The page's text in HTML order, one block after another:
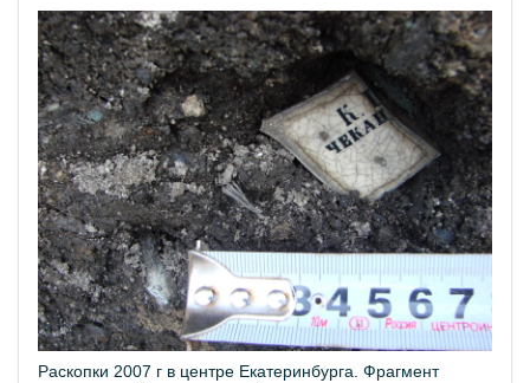
Раскопки 2007 г в центре Екатеринбурга. Фрагмент